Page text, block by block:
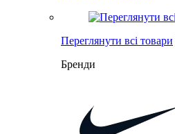
Переглянути всі товари
Бренди